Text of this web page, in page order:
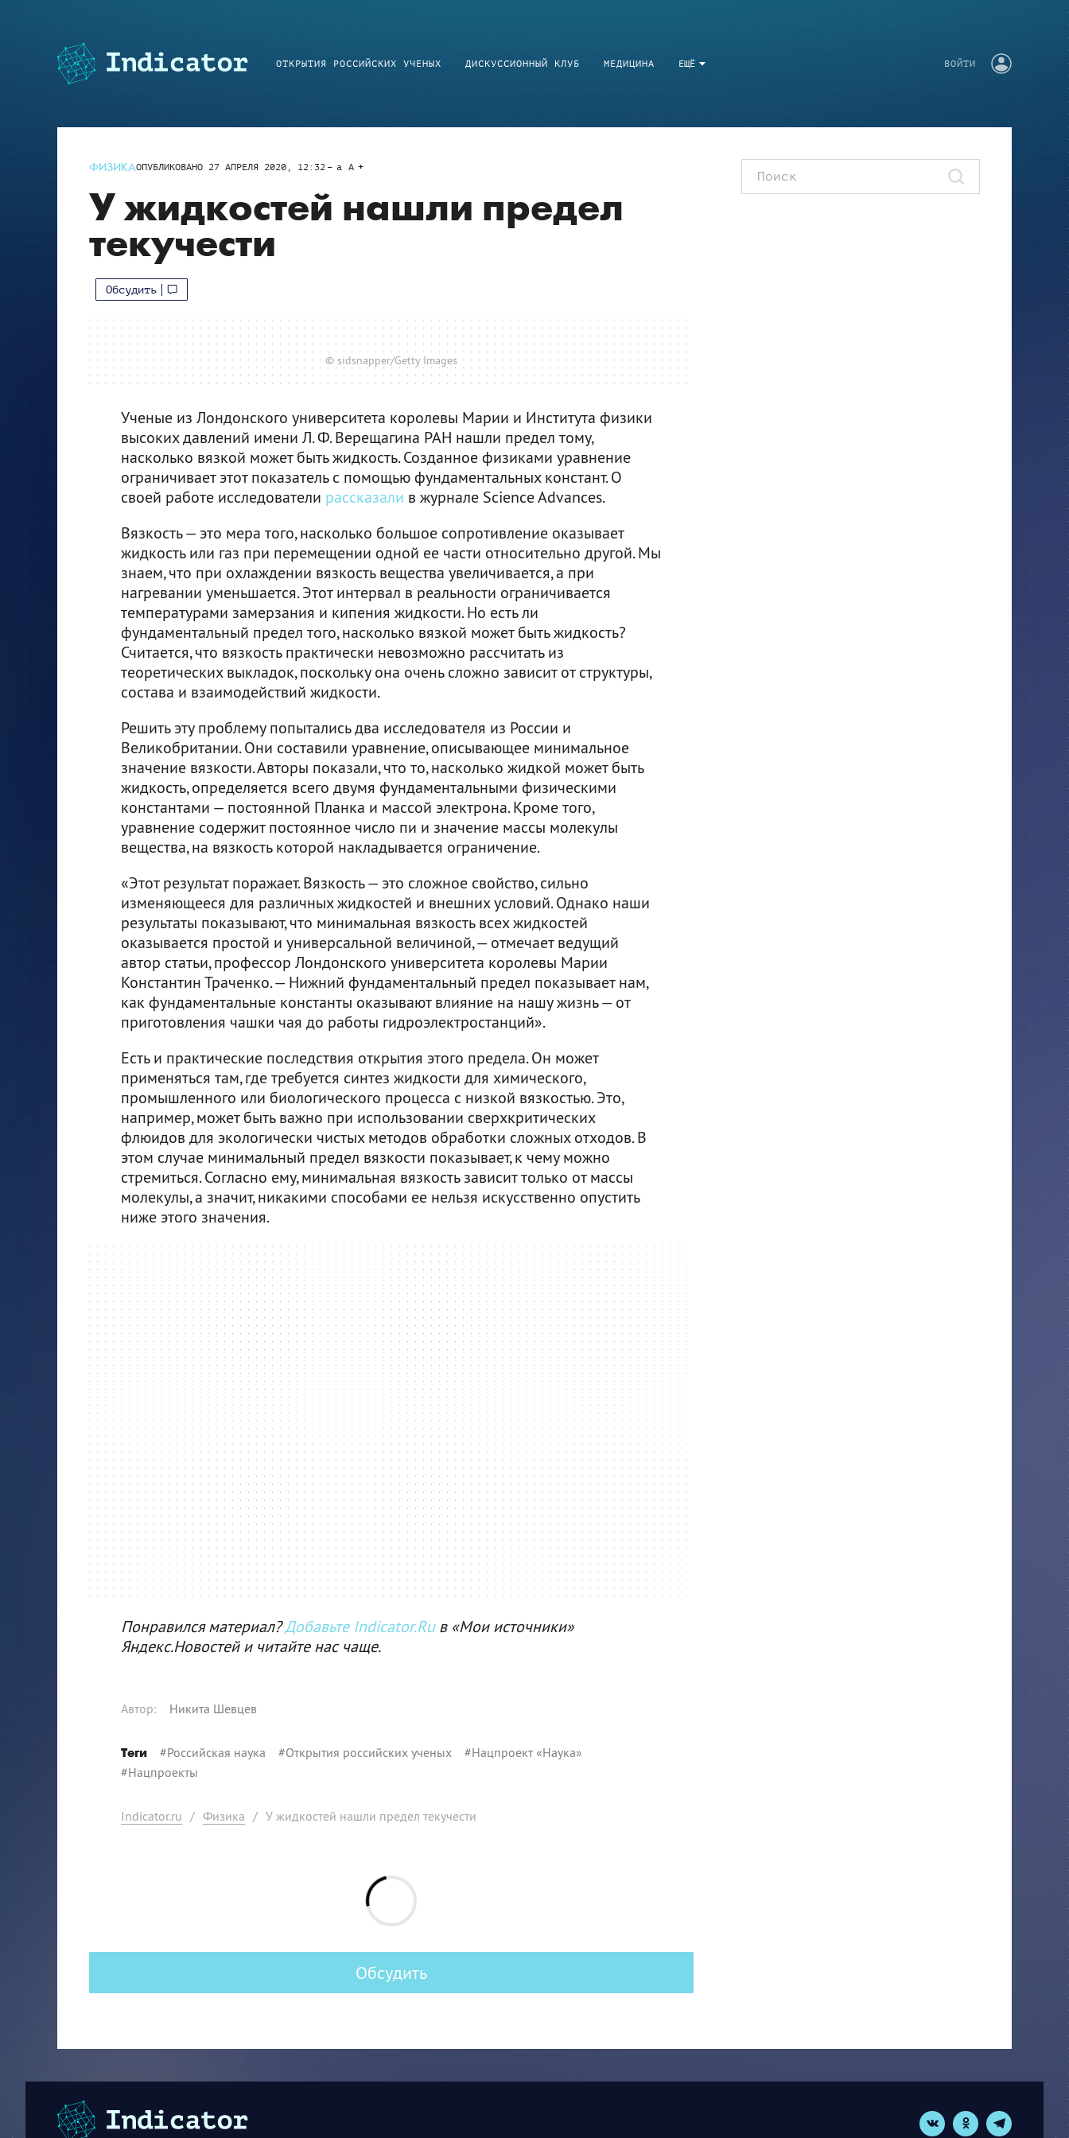
ЕЩЁ
ОТКРЫТИЯ РОССИЙСКИХ УЧЕНЫХ ДИСКУССИОННЫЙ КЛУБ МЕДИЦИНА ВОЙТИ
ФИЗИКАОПУБЛИКОВАНО 27 АПРЕЛЯ 2020, 12:32 a A
У жидкостей нашли предел
текучести
Обсудить
© sidsnapper/Getty Images
Ученые из Лондонского университета королевы Марии и Института физики
высоких давлений имени Л. Ф. Верещагина РАН нашли предел тому,
насколько вязкой может быть жидкость. Созданное физиками уравнение
ограничивает этот показатель с помощью фундаментальных констант. О
своей работе исследователи рассказали в журнале Science Advances.
Вязкость — это мера того, насколько большое сопротивление оказывает
жидкость или газ при перемещении одной ее части относительно другой. Мы
знаем, что при охлаждении вязкость вещества увеличивается, а при
нагревании уменьшается. Этот интервал в реальности ограничивается
температурами замерзания и кипения жидкости. Но есть ли
фундаментальный предел того, насколько вязкой может быть жидкость?
Считается, что вязкость практически невозможно рассчитать из
теоретических выкладок, поскольку она очень сложно зависит от структуры,
состава и взаимодействий жидкости.
Решить эту проблему попытались два исследователя из России и
Великобритании. Они составили уравнение, описывающее минимальное
значение вязкости. Авторы показали, что то, насколько жидкой может быть
жидкость, определяется всего двумя фундаментальными физическими
константами — постоянной Планка и массой электрона. Кроме того,
уравнение содержит постоянное число пи и значение массы молекулы
вещества, на вязкость которой накладывается ограничение.
«Этот результат поражает. Вязкость — это сложное свойство, сильно
изменяющееся для различных жидкостей и внешних условий. Однако наши
результаты показывают, что минимальная вязкость всех жидкостей
оказывается простой и универсальной величиной, — отмечает ведущий
автор статьи, профессор Лондонского университета королевы Марии
Константин Траченко. — Нижний фундаментальный предел показывает нам,
как фундаментальные константы оказывают влияние на нашу жизнь — от
приготовления чашки чая до работы гидроэлектростанций».
Есть и практические последствия открытия этого предела. Он может
применяться там, где требуется синтез жидкости для химического,
промышленного или биологического процесса с низкой вязкостью. Это,
например, может быть важно при использовании сверхкритических
флюидов для экологически чистых методов обработки сложных отходов. В
этом случае минимальный предел вязкости показывает, к чему можно
стремиться. Согласно ему, минимальная вязкость зависит только от массы
молекулы, а значит, никакими способами ее нельзя искусственно опустить
ниже этого значения.
Понравился материал?Добавьте Indicator.Ruв «Мои источники»
Яндекс.Новостей и читайте нас чаще.
Автор: Никита Шевцев
Теги #Российская наука #Открытия российских ученых #Нацпроект «Наука»
#Нацпроекты
Indicator.ru / Физика / У жидкостей нашли предел текучести
Обсудить